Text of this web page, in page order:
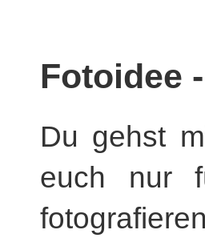
Fotoidee -
Du gehst
euch nur